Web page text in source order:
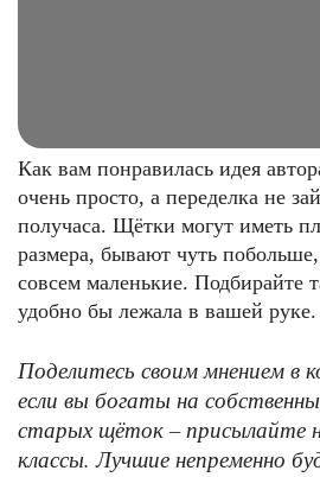
Как вам понравилась идея
очень просто, а переделка не
получаса. Щётки могут иметь
размера, бывают чуть
совсем маленькие. Подбирайте
удобно бы лежала в вашей руке.
Поделитесь своим мнением в
если вы богаты на
старых щёток – присылайте
классы. Лучшие непременно